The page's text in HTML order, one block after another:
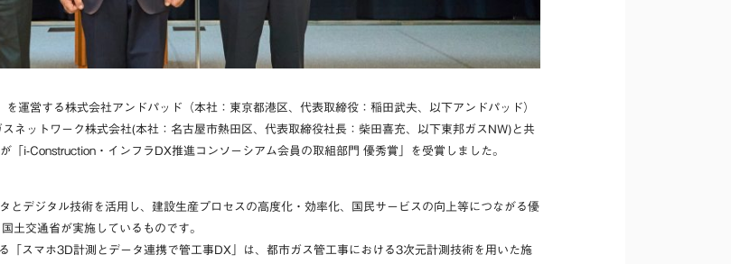
運営する株式会社アンドパッド（本社：東京都港区、代表取締役：稲田武夫、以下アンドパッド）
ットワーク株式会社(本社：名古屋市熱田区、代表取締役社長：柴田喜充、以下東邦ガスNW)と共
「i-Construction・インフラDX推進コンソーシアム会員の取組部門 優秀賞」を受賞しました。
とデジタル技術を活用し、建設生産プロセスの高度化・効率化、国民サービスの向上等につながる優
土交通省が実施しているものです。
「スマホ3D計測とデータ連携で管工事DX」は、都市ガス管工事における3次元計測技術を用いた施